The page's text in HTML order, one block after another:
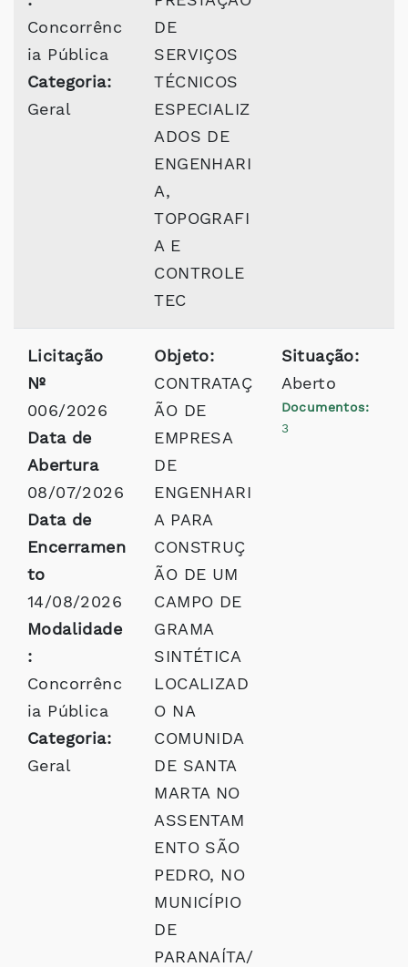
Concorrênc
ia Pública
Categoria:
Geral
DE
SERVIÇOS
TÉCNICOS
ESPECIALIZ
ADOS DE
ENGENHARI
A,
TOPOGRAFI
A E
CONTROLE
TEC
Licitação
Nº
006/2026
Data de
Abertura
08/07/2026
Data de
Encerramen
to
14/08/2026
Modalidade
:
Concorrênc
ia Pública
Categoria:
Geral
Objeto:
CONTRATAÇ
ÃO DE
EMPRESA
DE
ENGENHARI
A PARA
CONSTRUÇ
ÃO DE UM
CAMPO DE
GRAMA
SINTÉTICA
LOCALIZAD
O NA
COMUNIDA
DE SANTA
MARTA NO
ASSENTAM
ENTO SÃO
PEDRO, NO
MUNICÍPIO
DE
PARANAÍTA/
Situação:
Aberto
Documentos:
3